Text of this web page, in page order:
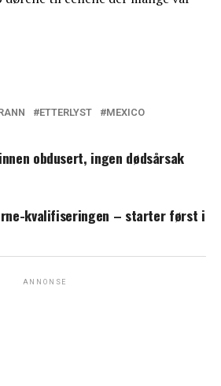
ETTERLYST MEXICO
obdusert, ingen dødsårsak
kvalifiseringen – starter først i
ANNONSE